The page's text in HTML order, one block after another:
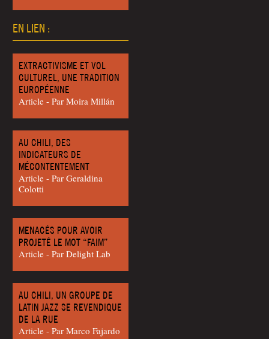
EN LIEN :
EXTRACTIVISME ET VOL
CULTUREL, UNE TRADITION
EUROPÉENNE
Article - Par Moi­ra Millán
AU CHILI, DES
INDICATEURS DE
MÉCONTENTEMENT
Article - Par Geral­di­na
Colotti
MENACÉS POUR AVOIR
PROJETÉ LE MOT “FAIM”
Article - Par Delight Lab
AU CHILI, UN GROUPE DE
LATIN JAZZ SE REVENDIQUE
DE LA RUE
Article - Par Mar­co Fajardo